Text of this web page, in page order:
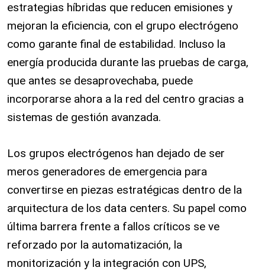
estrategias híbridas que reducen emisiones y
mejoran la eficiencia, con el grupo electrógeno
como garante final de estabilidad. Incluso la
energía producida durante las pruebas de carga,
que antes se desaprovechaba, puede
incorporarse ahora a la red del centro gracias a
sistemas de gestión avanzada.
Los grupos electrógenos han dejado de ser
meros generadores de emergencia para
convertirse en piezas estratégicas dentro de la
arquitectura de los data centers. Su papel como
última barrera frente a fallos críticos se ve
reforzado por la automatización, la
monitorización y la integración con UPS,